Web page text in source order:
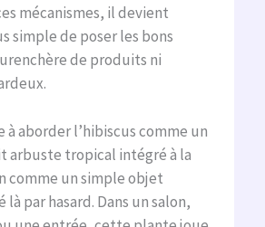
mécanismes, il devient
simple de poser les bons
de produits ni
à aborder l’hibiscus comme un
arbuste tropical intégré à la
comme un simple objet
par hasard. Dans un salon,